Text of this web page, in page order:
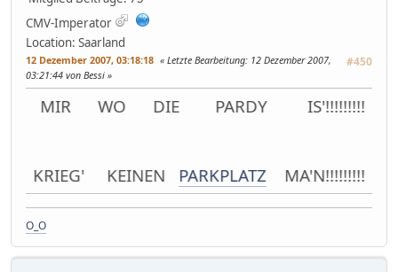
CMV-Imperator
Location: Saarland
12 Dezember 2007, 03:18:18 #450
Letzte Bearbeitung: 12 Dezember 2007,
03:21:44 von Bessi
WO DIE PARDY
KEINENPARKPLATZ
O_O